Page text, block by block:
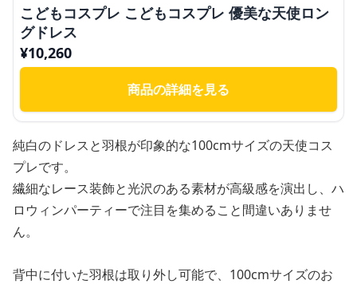
こどもコスプレ こどもコスプレ 優美な天使ロン
グドレス
¥10,260
商品の詳細を見る
純白のドレスと羽根が印象的な100cmサイズの天使コス
プレです。
繊細なレース装飾と光沢のある素材が高級感を演出し、ハ
ロウィンパーティーで注目を集めること間違いありませ
ん。
背中に付いた羽根は取り外し可能で、100cmサイズのお